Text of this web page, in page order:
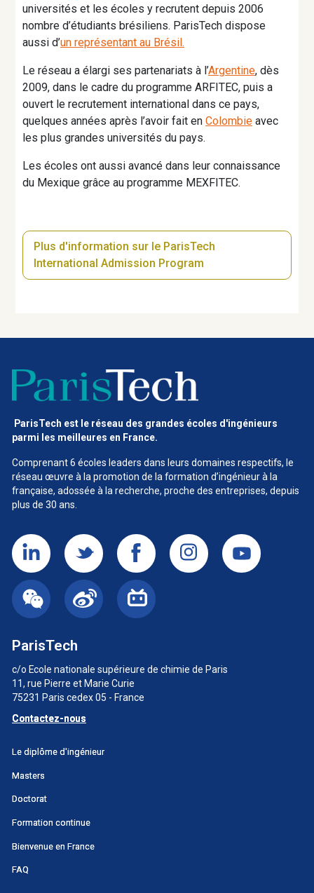
universités et les écoles y recrutent depuis 2006
nombre d’étudiants brésiliens. ParisTech dispose
aussi d’un représentant au Brésil.
Le réseau a élargi ses partenariats à l’Argentine, dès
2009, dans le cadre du programme ARFITEC, puis a
ouvert le recrutement international dans ce pays,
quelques années après l’avoir fait en Colombie avec
les plus grandes universités du pays.
Les écoles ont aussi avancé dans leur connaissance
du Mexique grâce au programme MEXFITEC.
Plus d'information sur le ParisTech
International Admission Program
ParisTech est le réseau des grandes écoles d'ingénieurs
parmi les meilleures en France.
Comprenant 6 écoles leaders dans leurs domaines respectifs, le
réseau œuvre à la promotion de la formation d’ingénieur à la
française, adossée à la recherche, proche des entreprises, depuis
plus de 30 ans.
ParisTech
c/o Ecole nationale supérieure de chimie de Paris
11, rue Pierre et Marie Curie
75231 Paris cedex 05 - France
Contactez-nous
Menu
principal
Le diplôme d'ingénieur
Masters
Doctorat
Formation continue
Bienvenue en France
FAQ